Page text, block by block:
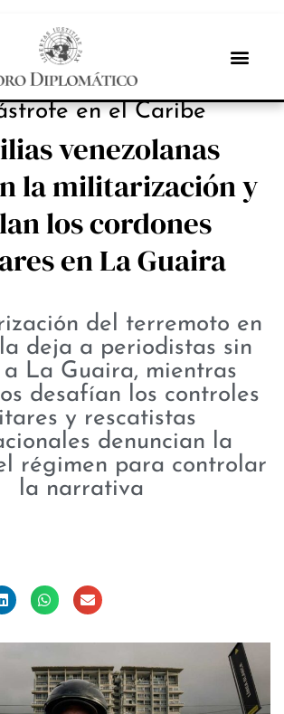
NOTICIAS
en el Caribe
venezolanas
la militarización y
los cordones
en La Guaira
del terremoto en
deja a periodistas sin
a La Guaira, mientras
desafían los controles
y rescatistas
denuncian la
régimen para controlar
la narrativa